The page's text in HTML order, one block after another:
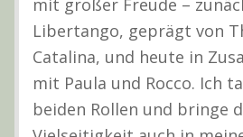
mit großer Freude –
Libertango, geprägt von
Catalina, und heute in
mit Paula und Rocco. Ich
beiden Rollen und bringe